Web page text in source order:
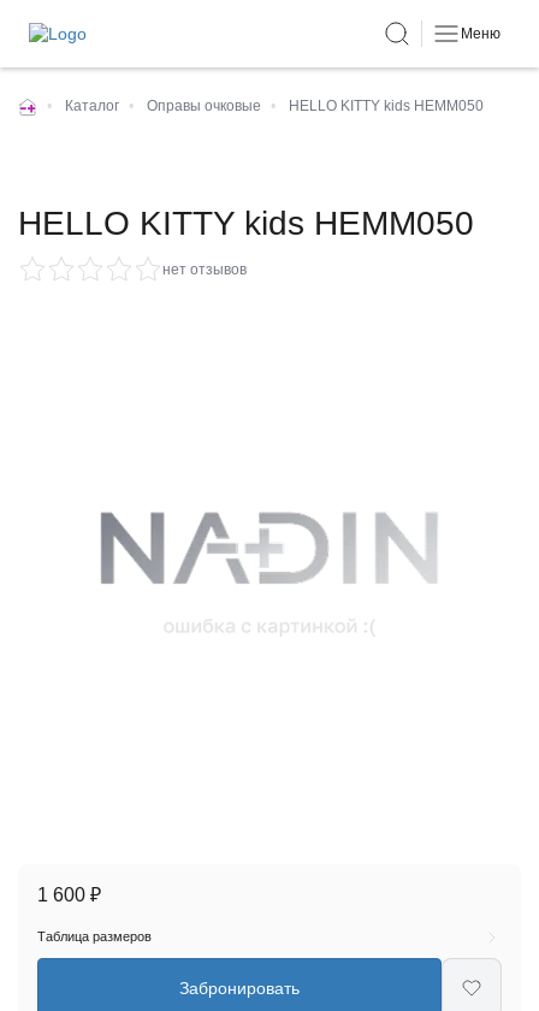
Меню
• Каталог • Оправы очковые • HELLO KITTY kids HEMM050
HELLO KITTY kids HEMM050
нет отзывов
1 600 ₽
Таблица размеров
Забронировать